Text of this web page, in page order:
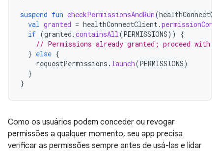
suspend fun checkPermissionsAndRun(
val granted = healthConnectClient.
if (granted .containsAll(PERMISSIONS))
{
// Permissions already granted; proceed with
} else {
requestPermissions . launch(PERMISSIONS)
}
}
Como os usuários podem conceder ou revogar
permissões a qualquer momento, seu app precisa
verificar as permissões sempre antes de usá-las e lidar